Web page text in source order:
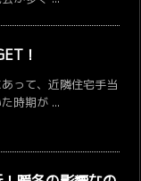
！
って、近隣住宅手当
時期が ...